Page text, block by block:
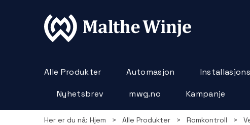
Alle Produkter Automasjon
Nyhetsbrev mwg.no Kampanje
Her er du nå: Hjem > Alle Produkter > Romkontroll >